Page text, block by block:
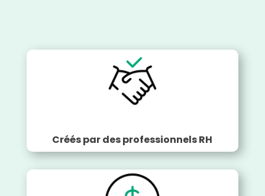
Créés par des professionnels RH